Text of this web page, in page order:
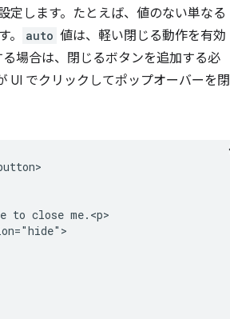
定します。たとえば、値のない単なる
auto 値は、軽い閉じる動作を有効
る場合は、閉じるボタンを追加する必
UI でクリックしてポップオーバーを閉
to close me.<p>